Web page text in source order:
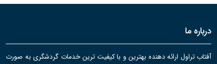
درباره ما
آفتاب تراول ارائه دهنده بهترین و با کیفیت ترین خدمات گردشگری به صورت